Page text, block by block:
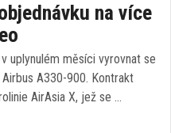
na více
uplynulém měsíci vyrovnat se
A330-900. Kontrakt
AirAsia X, jež se …